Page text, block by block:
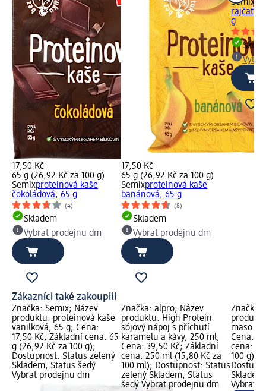
17,50 Kč
65 g (26,92 Kč za 100 g)
Semixproteinová kaše
čokoládová, 65 g
(4)
Skladem
Vybrat prodejnu dm
17,50 Kč
65 g (26,92 Kč za 100 g)
Semixproteinová kaše
banánová, 65 g
(8)
Skladem
Vybrat prodejnu dm
Semix
g
Zákazníci také zakoupili
Značka: Semix; Název
produktu: proteinová kaše
vanilková, 65 g; Cena:
17,50 Kč; Základní cena: 65
g (26,92 Kč za 100 g);
Dostupnost: Status zelený
Skladem, Status šedý
Vybrat prodejnu dm
Značka: alpro; Název
produktu: High Protein
sójový nápoj s příchutí
karamelu a kávy, 250 ml;
Cena: 39,50 Kč; Základní
cena: 250 ml (15,80 Kč za
100 ml); Dostupnost: Status
zelený Skladem, Status
šedý Vybrat prodejnu dm
Značka:
maso
Cena:
cena: 20
100 g);
Vybrat